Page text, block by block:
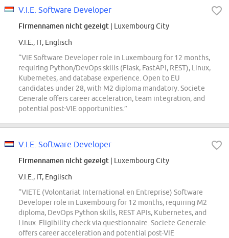
V.I.E. Software Developer
Firmennamen nicht gezeigt | Luxembourg City
V.I.E., IT, Englisch
“VIE Software Developer role in Luxembourg for 12 months,
requiring Python/DevOps skills (Flask, FastAPI, REST), Linux,
Kubernetes, and database experience. Open to EU
candidates under 28, with M2 diploma mandatory. Societe
Generale offers career acceleration, team integration, and
potential post-VIE opportunities.”
V.I.E. Software Developer
Firmennamen nicht gezeigt | Luxembourg City
V.I.E., IT, Englisch
“VIETE (Volontariat International en Entreprise) Software
Developer role in Luxembourg for 12 months, requiring M2
diploma, DevOps Python skills, REST APIs, Kubernetes, and
Linux. Eligibility check via questionnaire. Societe Generale
offers career acceleration and potential post-VIE